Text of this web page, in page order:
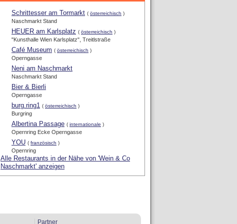
Schrittesser am Tormarkt ( österreichisch )
Naschmarkt Stand
HEUER am Karlsplatz ( österreichisch )
"Kunsthalle Wien Karlsplatz", Treitlstraße
Café Museum ( österreichisch )
Operngasse
Neni am Naschmarkt
Naschmarkt Stand
Bier & Bierli
Operngasse
burg.ring1 ( österreichisch )
Burgring
Albertina Passage ( internationale )
Opernring Ecke Operngasse
YOU ( französisch )
Opernring
Alle Restaurants in der Nähe von 'Wein & Co
Naschmarkt' anzeigen
Partner